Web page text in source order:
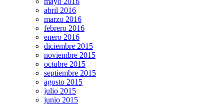
abril 2016
marzo 2016
febrero 2016
enero 2016
diciembre 2015
noviembre 2015
octubre 2015
septiembre 2015
agosto 2015
julio 2015
junio 2015